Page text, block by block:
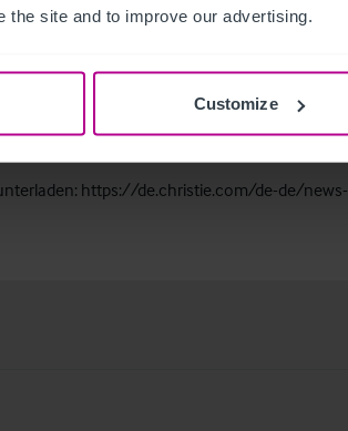
the site and to improve our advertising.
Customize
auszugleichen“, erklärt sie. „Bisher
insgesamt einen Anstieg der
https://de.christie.com/de-de/news-